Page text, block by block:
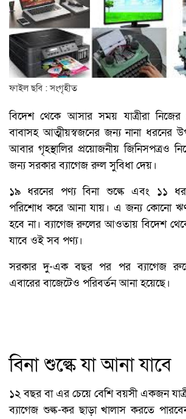
ফাইল ছবি : সংগৃহীত
বিদেশ থেকে আসার সময় যাত্রীরা নিজের
বাবাসহ আত্মীয়স্বজনের জন্য নানা ধরনের
আবার গৃহস্থালির প্রয়োজনীয় জিনিসপত্রও
জন্য সরকার ব্যাগেজ রুল সুবিধা দেয়।
১৯ ধরনের পণ্য বিনা শুল্কে এবং ১১
পরিশোধ করে আনা যায়। এ জন্য কোনো
হবে না। ব্যাগেজ রুলের আওতায় বিদেশ
যাবে ওই সব পণ্য।
সরকার দু-এক বছর পর পর ব্যাগেজ
এবারের বাজেটেও পরিবর্তন আনা হয়েছে।
বিনা শুল্কে যা আনা যাবে
১২ বছর বা এর চেয়ে বেশি বয়সী একজন
ব্যাগেজ শুল্ক-কর ছাড়া খালাস করতে